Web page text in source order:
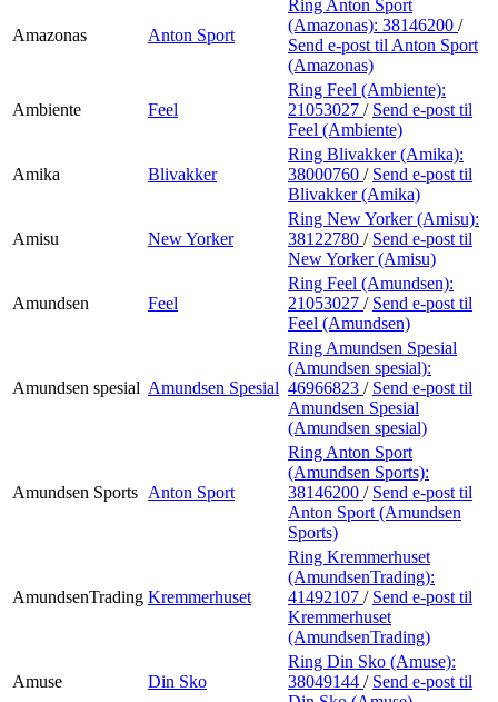
Amazonas Anton Sport
Ring Anton Sport
(Amazonas): 38146200 /
Send e-post til Anton Sport
(Amazonas)
Ambiente Feel
Ring Feel (Ambiente):
21053027 / Send e-post til
Feel (Ambiente)
Amika Blivakker
Ring Blivakker (Amika):
38000760 / Send e-post til
Blivakker (Amika)
Amisu New Yorker
Ring New Yorker (Amisu):
38122780 / Send e-post til
New Yorker (Amisu)
Amundsen Feel
Ring Feel (Amundsen):
21053027 / Send e-post til
Feel (Amundsen)
Amundsen spesial Amundsen Spesial
Ring Amundsen Spesial
(Amundsen spesial):
46966823 / Send e-post til
Amundsen Spesial
(Amundsen spesial)
Amundsen Sports Anton Sport
Ring Anton Sport
(Amundsen Sports):
38146200 / Send e-post til
Anton Sport (Amundsen
Sports)
AmundsenTrading Kremmerhuset
Ring Kremmerhuset
(AmundsenTrading):
41492107 / Send e-post til
Kremmerhuset
(AmundsenTrading)
Amuse Din Sko
Ring Din Sko (Amuse):
38049144 / Send e-post til